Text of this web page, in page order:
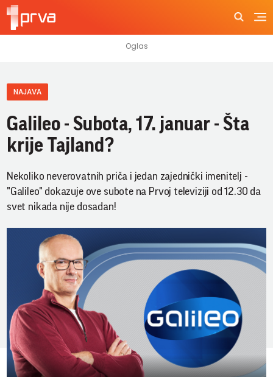
NAJAVA
Galileo - Subota, 17. januar - Šta
krije Tajland?
Nekoliko neverovatnih priča i jedan zajednički imenitelj -
"Galileo" dokazuje ove subote na Prvoj televiziji od 12.30 da
svet nikada nije dosadan!